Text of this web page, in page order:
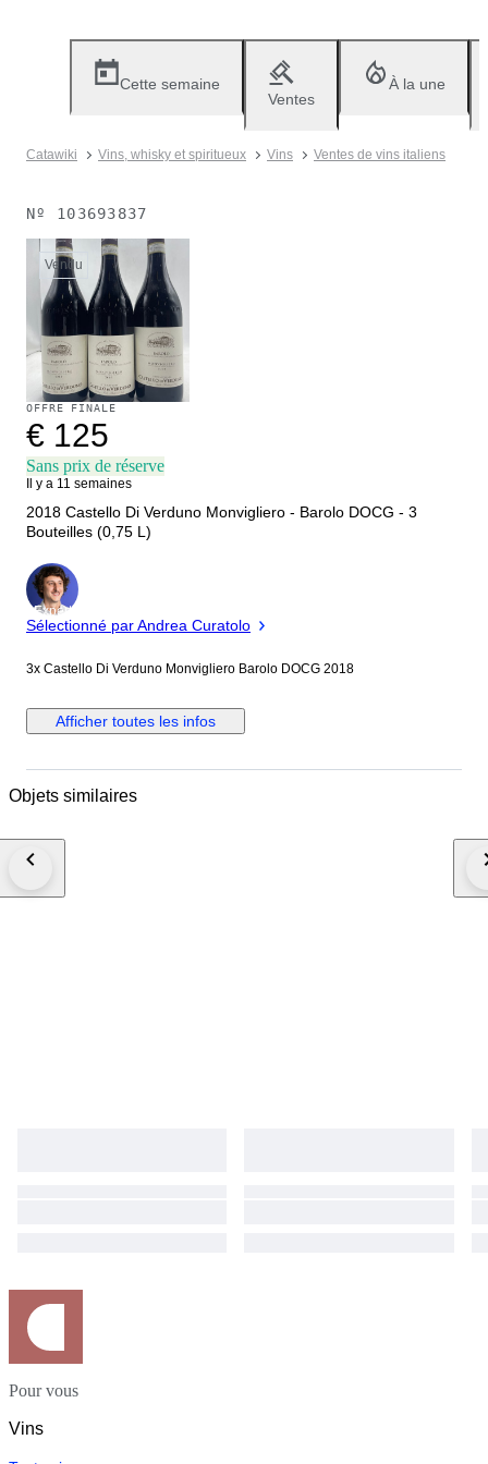
Cette semaine
Ventes
À la une
Catawiki Vins, whisky et spiritueux Vins Ventes de vins italiens
Nº 103693837
Vendu
OFFRE FINALE
€ 125
Sans prix de réserve
Il y a 11 semaines
2018 Castello Di Verduno Monvigliero - Barolo DOCG - 3
Bouteilles (0,75 L)
Expert
Sélectionné par Andrea Curatolo
3x Castello Di Verduno Monvigliero Barolo DOCG 2018
Afficher toutes les infos
Objets similaires
Pour vous
Vins